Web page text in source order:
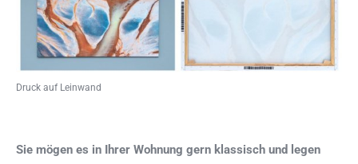
Druck auf Leinwand
Sie mögen es in Ihrer Wohnung gern klassisch und legen